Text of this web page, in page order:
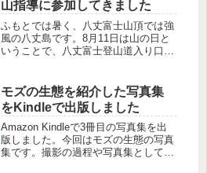
山指導に参加してきました
ふもとでは暑く、八丈富士山頂では強
風の八丈島です。8月11日は山の日と
いうことで、八丈富士登山道入り口で
話、登山届と装備のお話です。
モズの生態を紹介した写真集
をKindleで出版しました
Amazon Kindleで3冊目の写真集を出
版しました。今回はモズの生態の写真
集です。撮影の過程や写真集としての